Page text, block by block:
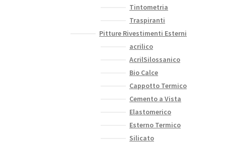
Tintometria
Traspiranti
Pitture Rivestimenti Esterni
acrilico
AcrilSilossanico
Bio Calce
Cappotto Termico
Cemento a Vista
Elastomerico
Esterno Termico
Silicato